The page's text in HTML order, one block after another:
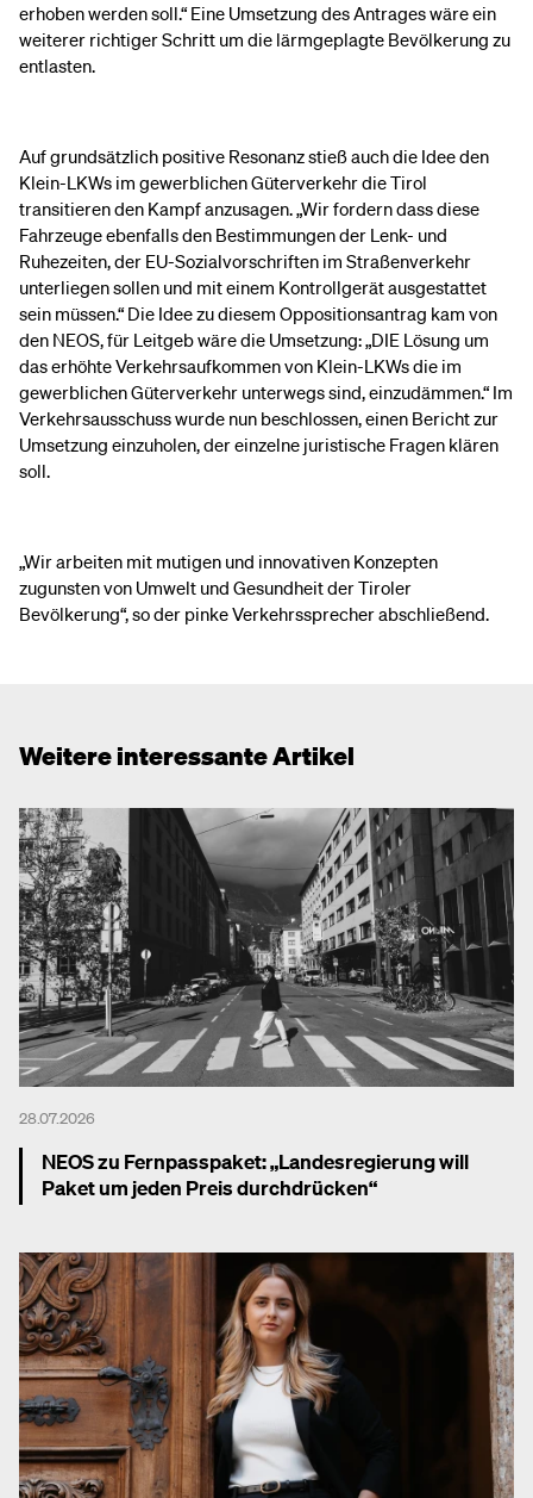
erhoben werden soll.“ Eine Umsetzung des Antrages wäre ein
weiterer richtiger Schritt um die lärmgeplagte Bevölkerung zu
entlasten.
Auf grundsätzlich positive Resonanz stieß auch die Idee den
Klein-LKWs im gewerblichen Güterverkehr die Tirol
transitieren den Kampf anzusagen. „Wir fordern dass diese
Fahrzeuge ebenfalls den Bestimmungen der Lenk- und
Ruhezeiten, der EU-Sozialvorschriften im Straßenverkehr
unterliegen sollen und mit einem Kontrollgerät ausgestattet
sein müssen.“ Die Idee zu diesem Oppositionsantrag kam von
den NEOS, für Leitgeb wäre die Umsetzung: „DIE Lösung um
das erhöhte Verkehrsaufkommen von Klein-LKWs die im
gewerblichen Güterverkehr unterwegs sind, einzudämmen.“ Im
Verkehrsausschuss wurde nun beschlossen, einen Bericht zur
Umsetzung einzuholen, der einzelne juristische Fragen klären
soll.
„Wir arbeiten mit mutigen und innovativen Konzepten
zugunsten von Umwelt und Gesundheit der Tiroler
Bevölkerung“, so der pinke Verkehrssprecher abschließend.
Weitere interessante Artikel
28.07.2026
NEOS zu Fernpasspaket: „Landesregierung will
Paket um jeden Preis durchdrücken“